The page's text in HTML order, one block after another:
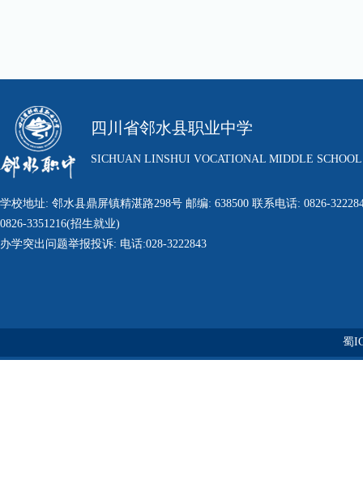
四川省邻水县职业中学
SICHUAN LINSHUI VOCATIONAL MIDDLE SCHOOL
学校地址: 邻水县鼎屏镇精湛路298号 邮编: 638500 联系电话: 0826-
0826-3351216(招生就业)
办学突出问题举报投诉: 电话:028-3222843
蜀